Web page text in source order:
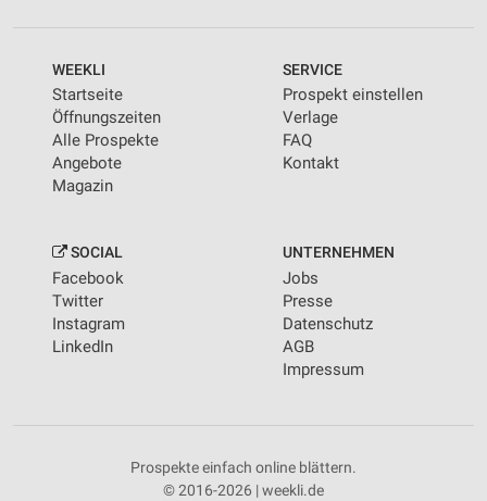
WEEKLI
Startseite
Öffnungszeiten
Alle Prospekte
Angebote
Magazin
SERVICE
Prospekt einstellen
Verlage
FAQ
Kontakt
SOCIAL
Facebook
Twitter
Instagram
LinkedIn
UNTERNEHMEN
Jobs
Presse
Datenschutz
AGB
Impressum
Prospekte einfach online blättern.
© 2016-2026 | weekli.de